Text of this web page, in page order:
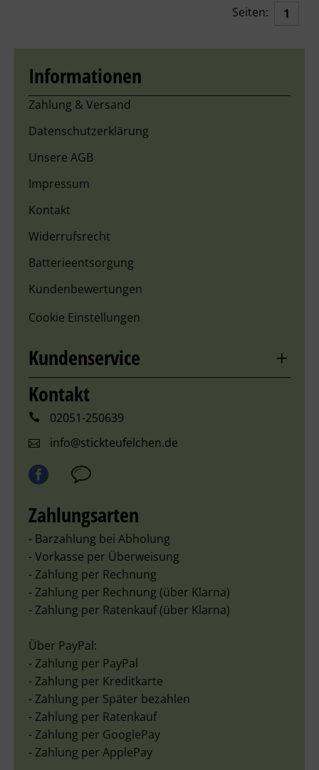
Seiten: 1
Informationen
Zahlung & Versand
Datenschutzerklärung
Unsere AGB
Impressum
Kontakt
Widerrufsrecht
Batterieentsorgung
Kundenbewertungen
Cookie Einstellungen
Kundenservice
Kontakt
02051-250639
info@stickteufelchen.de
Zahlungsarten
- Barzahlung bei Abholung
- Vorkasse per Überweisung
- Zahlung per Rechnung
- Zahlung per Rechnung (über Klarna)
- Zahlung per Ratenkauf (über Klarna)
Über PayPal:
- Zahlung per PayPal
- Zahlung per Kreditkarte
- Zahlung per Später bezahlen
- Zahlung per Ratenkauf
- Zahlung per GooglePay
- Zahlung per ApplePay